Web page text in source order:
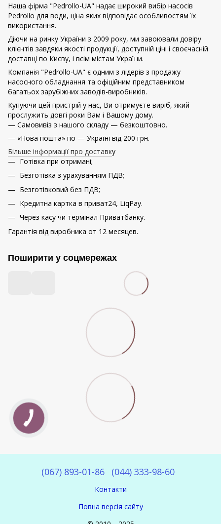
Наша фірма "Pedrollo-UA" надає широкий вибір насосів
Pedrollo для води, ціна яких відповідає особливостям їх
використання.
Діючи на ринку України з 2009 року, ми завоювали довіру
клієнтів завдяки якості продукції, доступній ціні і своєчасній
доставці по Києву, і всім містам України.
Компанія "Pedrollo-UA" є одним з лідерів з продажу
насосного обладнання та офіційним представником
багатьох зарубіжних заводів-виробників.
Купуючи цей пристрій у нас, Ви отримуєте виріб, який
прослужить довгі роки Вам і Вашому дому.
— Самовивіз з нашого складу — безкоштовно.
— «Нова пошта» по — Україні від 200 грн.
Більше інформації про доставку
Готівка при отримані;
Безготівка з урахуванням ПДВ;
Безготівковий без ПДВ;
Кредитна картка в приват24, LiqPay.
Через касу чи термінал Приватбанку.
Гарантія від виробника от 12 месяцев.
Поширити у соцмережах
(067) 893-01-86 (044) 333-98-60
Контакти
Повна версія сайту